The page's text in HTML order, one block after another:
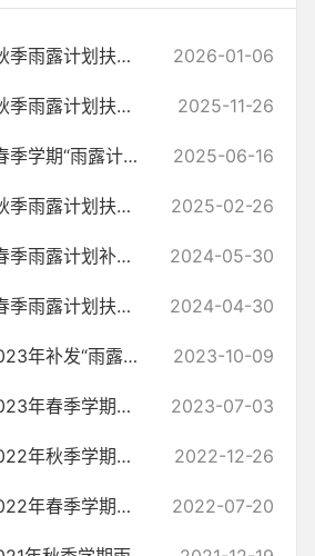
九真镇2025年秋季雨露计划扶持对象公示（第二批） 2026-01-06
九真镇2025年秋季雨露计划扶持对象公示 2025-11-26
九真镇2025年春季学期“雨露计划”职业教育助学拟补对象公示 2025-06-16
九真镇2024年秋季雨露计划扶持对象公示 2025-02-26
九真镇2024年春季雨露计划补发对象公示 2024-05-30
九真镇2024年春季雨露计划扶持对象公示 2024-04-30
天门市九真镇2023年补发“雨露计划”职业教育助学拟补对象公示 2023-10-09
天门市九真镇2023年春季学期雨露计划职业教育扶贫助学补助公示 2023-07-03
天门市九真镇2022年‍秋季学期雨露计划职业教育扶贫助学补助公示​ 2022-12-26
天门市九真镇2022年春季学期雨露计划职业教育扶贫助学补助公示 2022-07-20